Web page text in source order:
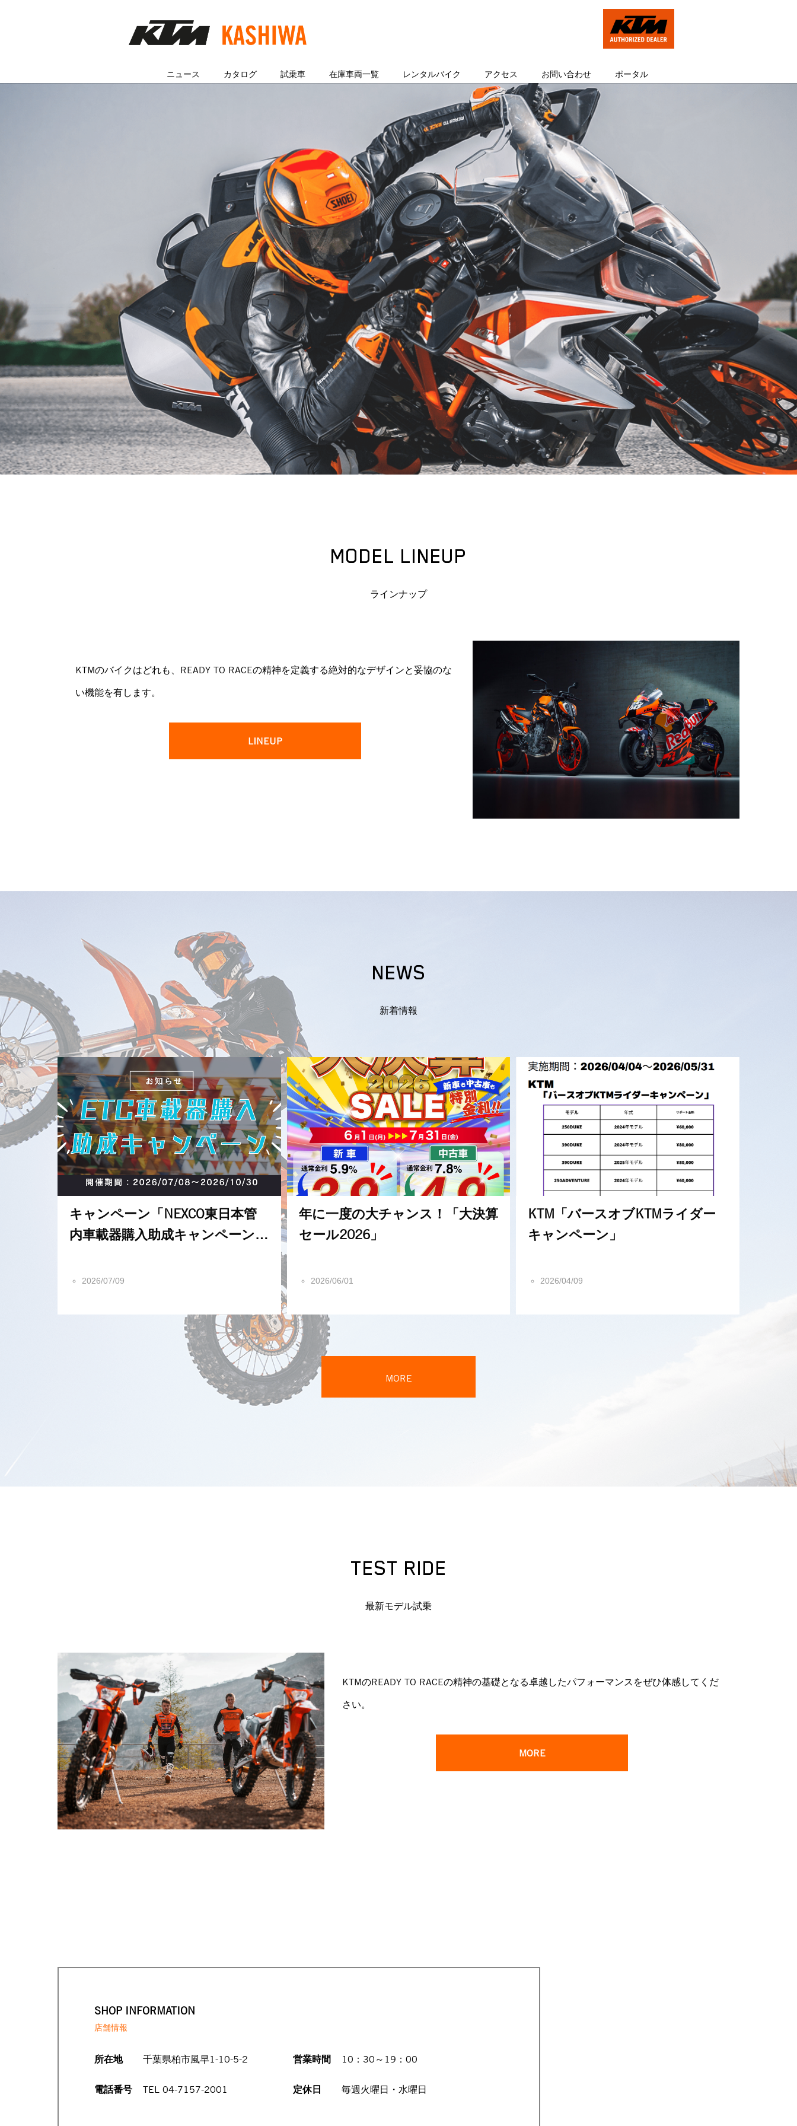
ニュース カタログ 試乗車 在庫車両一覧 レンタルバイク アクセス お問い合わせ ポータル
MODEL LINEUP
ラインナップ
KTMのバイクはどれも、READY TO RACEの精神を定義する絶対的なデザインと妥協のな
い機能を有します。
LINEUP
NEWS
新着情報
キャンペーン「NEXCO東日本管
内車載器購入助成キャンペーン2
2026/07/09
年に一度の大チャンス！「大決算
セール2026」
2026/06/01
KTM「バースオブKTMライダー
キャンペーン」
2026/04/09
MORE
TEST RIDE
最新モデル試乗
KTMのREADY TO RACEの精神の基礎となる卓越したパフォーマンスをぜひ体感してくだ
さい。
MORE
SHOP INFORMATION
店舗情報
所在地 千葉県柏市風早1-10-5-2
電話番号 TEL 04-7157-2001
営業時間 10：30～19：00
定休日 毎週火曜日・水曜日